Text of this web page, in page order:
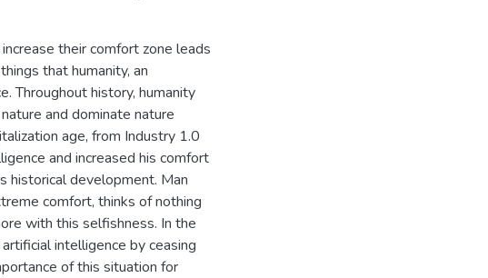
their comfort zone leads
that humanity, an
Throughout history, humanity
and dominate nature
age, from Industry 1.0
and increased his comfort
historical development. Man
comfort, thinks of nothing
with this selfishness. In the
intelligence by ceasing
of this situation for